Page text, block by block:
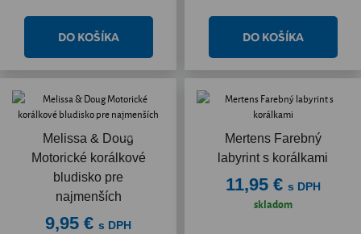
Melissa & Doug
Motorické korálkové
bludisko pre
najmenších
Akcia
9,95 € s DPH
Mertens Farebný
labyrint s korálkami
11,95 € s DPH
skladom